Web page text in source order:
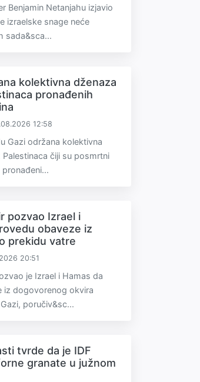
Benjamin Netanjahu izjavio
izraelske snage neće
sada&sca...
kolektivna dženaza
pronađenih
12:58
Gazi održana kolektivna
Palestinaca čiji su posmrtni
pozvao Izrael i
obaveze iz
prekidu vatre
20:51
je Izrael i Hamas da
iz dogovorenog okvira
poručiv&sc...
tvrde da je IDF
granate u južnom